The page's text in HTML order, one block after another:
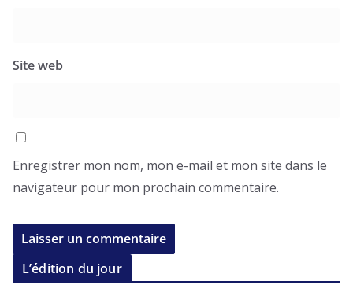
Site web
Enregistrer mon nom, mon e-mail et mon site dans le
navigateur pour mon prochain commentaire.
L’édition du jour